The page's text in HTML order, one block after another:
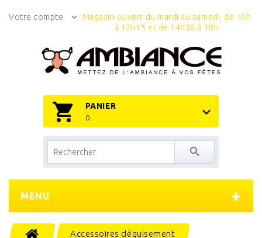
Votre compte
Magasin ouvert du mardi au samedi, de 10h
à 12h15 et de 14h30 à 18h
PANIER
0
MENU
Accessoires déguisement